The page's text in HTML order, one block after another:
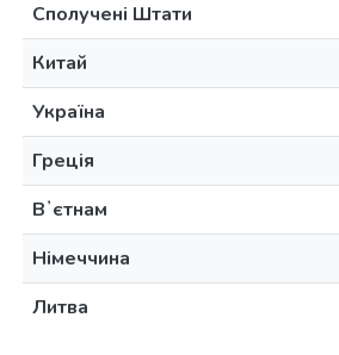
Сполучені Штати
Китай
Україна
Греція
Вʼєтнам
Німеччина
Литва